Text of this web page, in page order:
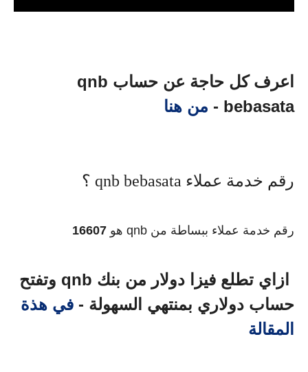
اعرف كل حاجة عن حساب qnb
bebasata -
من هنا
رقم خدمة عملاء qnb bebasata ؟
رقم خدمة عملاء ببساطة من qnb هو 16607
ازاي تطلع فيزا دولار من بنك qnb وتفتح
حساب دولاري بمنتهي السهولة - في هذة
المقالة